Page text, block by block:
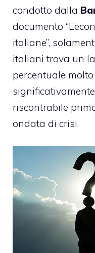
condotto dalla
documento
italiane”,
italiani trova un
percentuale
riscontrabile
ondata di crisi.